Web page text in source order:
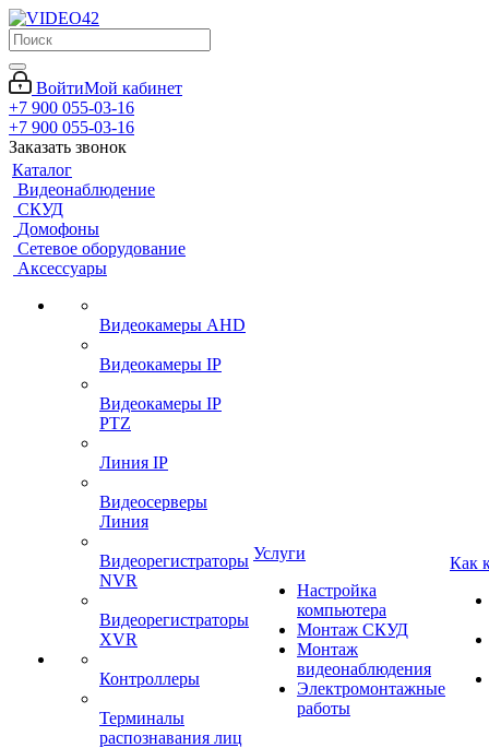
ВойтиМой кабинет
+7 900 055-03-16
+7 900 055-03-16
Заказать звонок
Каталог
Видеонаблюдение
СКУД
Домофоны
Сетевое оборудование
Аксессуары
Видеокамеры AHD
Видеокамеры IP
Видеокамеры IP
PTZ
Линия IP
Видеосерверы
Линия
Видеорегистраторы
NVR
Видеорегистраторы
XVR
Контроллеры
Терминалы
распознавания лиц
Услуги
Настройка
компьютера
Монтаж СКУД
Монтаж
видеонаблюдения
Электромонтажные
работы
Как